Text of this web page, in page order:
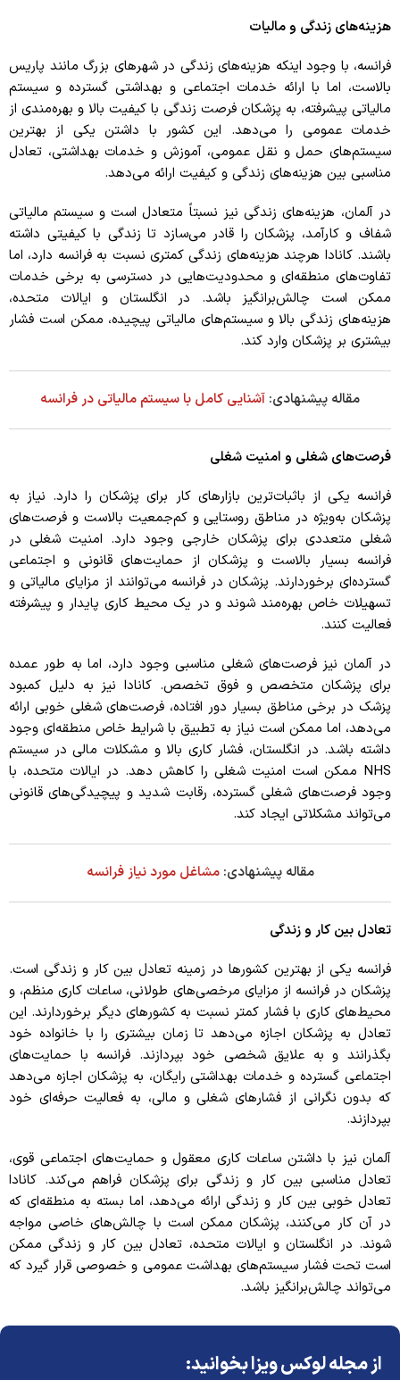
هزینه‌های زندگی و مالیات
فرانسه، با وجود اینکه هزینه‌های زندگی در شهرهای بزرگ مانند پاریس
بالاست، اما با ارائه خدمات اجتماعی و بهداشتی گسترده و سیستم
مالیاتی پیشرفته، به پزشکان فرصت زندگی با کیفیت بالا و بهره‌مندی از
خدمات عمومی را می‌دهد. این کشور با داشتن یکی از بهترین
سیستم‌های حمل و نقل عمومی، آموزش و خدمات بهداشتی، تعادل
مناسبی بین هزینه‌های زندگی و کیفیت ارائه می‌دهد.
در آلمان، هزینه‌های زندگی نیز نسبتاً متعادل است و سیستم مالیاتی
شفاف و کارآمد، پزشکان را قادر می‌سازد تا زندگی با کیفیتی داشته
باشند. کانادا هرچند هزینه‌های زندگی کمتری نسبت به فرانسه دارد، اما
تفاوت‌های منطقه‌ای و محدودیت‌هایی در دسترسی به برخی خدمات
ممکن است چالش‌برانگیز باشد. در انگلستان و ایالات متحده،
هزینه‌های زندگی بالا و سیستم‌های مالیاتی پیچیده، ممکن است فشار
بیشتری بر پزشکان وارد کند.
مقاله پیشنهادی: آشنایی کامل با سیستم مالیاتی در فرانسه
فرصت‌های شغلی و امنیت شغلی
فرانسه یکی از باثبات‌ترین بازارهای کار برای پزشکان را دارد. نیاز به
پزشکان به‌ویژه در مناطق روستایی و کم‌جمعیت بالاست و فرصت‌های
شغلی متعددی برای پزشکان خارجی وجود دارد. امنیت شغلی در
فرانسه بسیار بالاست و پزشکان از حمایت‌های قانونی و اجتماعی
گسترده‌ای برخوردارند. پزشکان در فرانسه می‌توانند از مزایای مالیاتی و
تسهیلات خاص بهره‌مند شوند و در یک محیط کاری پایدار و پیشرفته
فعالیت کنند.
در آلمان نیز فرصت‌های شغلی مناسبی وجود دارد، اما به طور عمده
برای پزشکان متخصص و فوق تخصص. کانادا نیز به دلیل کمبود
پزشک در برخی مناطق بسیار دور افتاده، فرصت‌های شغلی خوبی ارائه
می‌دهد، اما ممکن است نیاز به تطبیق با شرایط خاص منطقه‌ای وجود
داشته باشد. در انگلستان، فشار کاری بالا و مشکلات مالی در سیستم
NHS ممکن است امنیت شغلی را کاهش دهد. در ایالات متحده، با
وجود فرصت‌های شغلی گسترده، رقابت شدید و پیچیدگی‌های قانونی
می‌تواند مشکلاتی ایجاد کند.
مقاله پیشنهادی:مشاغل مورد نیاز فرانسه
تعادل بین کار و زندگی
فرانسه یکی از بهترین کشورها در زمینه تعادل بین کار و زندگی است.
پزشکان در فرانسه از مزایای مرخصی‌های طولانی، ساعات کاری منظم، و
محیط‌های کاری با فشار کمتر نسبت به کشورهای دیگر برخوردارند. این
تعادل به پزشکان اجازه می‌دهد تا زمان بیشتری را با خانواده خود
بگذرانند و به علایق شخصی خود بپردازند. فرانسه با حمایت‌های
اجتماعی گسترده و خدمات بهداشتی رایگان، به پزشکان اجازه می‌دهد
که بدون نگرانی از فشارهای شغلی و مالی، به فعالیت حرفه‌ای خود
بپردازند.
آلمان نیز با داشتن ساعات کاری معقول و حمایت‌های اجتماعی قوی،
تعادل مناسبی بین کار و زندگی برای پزشکان فراهم می‌کند. کانادا
تعادل خوبی بین کار و زندگی ارائه می‌دهد، اما بسته به منطقه‌ای که
در آن کار می‌کنند، پزشکان ممکن است با چالش‌های خاصی مواجه
شوند. در انگلستان و ایالات متحده، تعادل بین کار و زندگی ممکن
است تحت فشار سیستم‌های بهداشت عمومی و خصوصی قرار گیرد که
می‌تواند چالش‌برانگیز باشد.
از مجله لوکس ویزا بخوانید: